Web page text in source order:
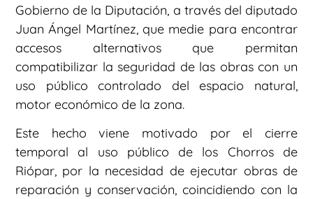
Gobierno de la Diputación, a través del diputado
Juan Ángel Martínez, que medie para encontrar
accesos alternativos que permitan
compatibilizar la seguridad de las obras con un
uso público controlado del espacio natural,
motor económico de la zona.
Este hecho viene motivado por el cierre
temporal al uso público de los Chorros de
Riópar, por la necesidad de ejecutar obras de
reparación y conservación, coincidiendo con la